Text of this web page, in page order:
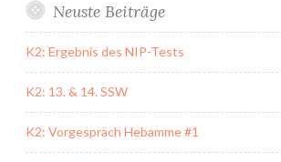
Neuste Beiträge
K2: Ergebnis des NIP-Tests
K2: 13. & 14. SSW
K2: Vorgespräch Hebamme #1